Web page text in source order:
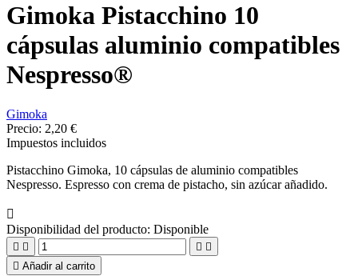
Gimoka Pistacchino 10
cápsulas aluminio compatibles
Nespresso®
Gimoka
Precio: 2,20 €
Impuestos incluidos
Pistacchino Gimoka, 10 cápsulas de aluminio compatibles
Nespresso. Espresso con crema de pistacho, sin azúcar añadido.

Disponibilidad del producto: Disponible
   
 Añadir al carrito